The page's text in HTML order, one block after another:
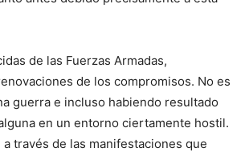
de las Fuerzas Armadas,
de los compromisos. No es
guerra e incluso habiendo resultado
en un entorno ciertamente hostil.
través de las manifestaciones que